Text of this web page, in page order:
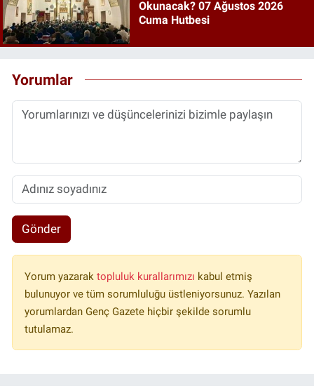
Okunacak? 07 Ağustos 2026
Cuma Hutbesi
Yorumlar
Gönder
Yorum yazarak topluluk kurallarımızı kabul etmiş
bulunuyor ve tüm sorumluluğu üstleniyorsunuz. Yazılan
yorumlardan Genç Gazete hiçbir şekilde sorumlu
tutulamaz.